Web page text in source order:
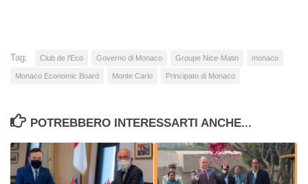
Tag: Club de l'Eco Governo di Monaco Groupe Nice-Matin monaco
Monaco Economic Board Monte Carlo Principato di Monaco
POTREBBERO INTERESSARTI ANCHE...